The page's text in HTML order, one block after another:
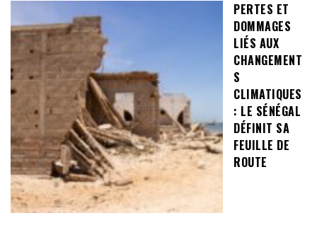
PERTES ET
DOMMAGES
LIÉS AUX
CHANGEMENT
S
CLIMATIQUES
: LE SÉNÉGAL
DÉFINIT SA
FEUILLE DE
ROUTE